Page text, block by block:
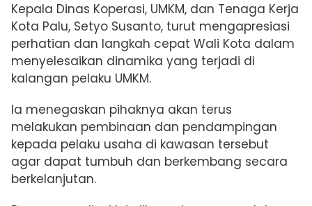
Kepala Dinas Koperasi, UMKM, dan Tenaga Kerja
Kota Palu, Setyo Susanto, turut mengapresiasi
perhatian dan langkah cepat Wali Kota dalam
menyelesaikan dinamika yang terjadi di
kalangan pelaku UMKM.
Ia menegaskan pihaknya akan terus
melakukan pembinaan dan pendampingan
kepada pelaku usaha di kawasan tersebut
agar dapat tumbuh dan berkembang secara
berkelanjutan.